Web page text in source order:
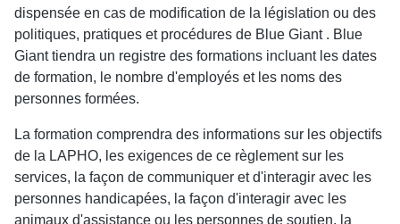
dispensée en cas de modification de la législation ou des
politiques, pratiques et procédures de Blue Giant . Blue
Giant tiendra un registre des formations incluant les dates
de formation, le nombre d'employés et les noms des
personnes formées.
La formation comprendra des informations sur les objectifs
de la LAPHO, les exigences de ce règlement sur les
services, la façon de communiquer et d'interagir avec les
personnes handicapées, la façon d'interagir avec les
animaux d'assistance ou les personnes de soutien, la